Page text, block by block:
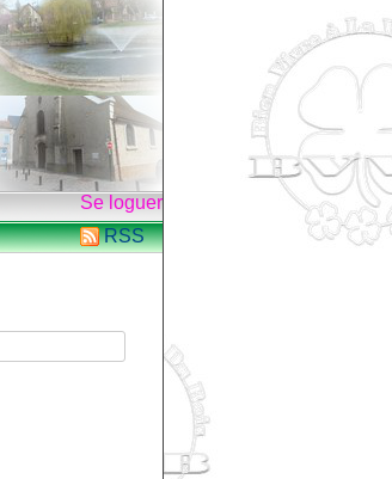
Se loguer
RSS